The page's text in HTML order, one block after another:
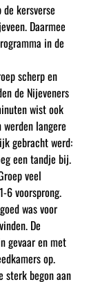
kersverse
Daarmee
in de
scherp en
de Nijeveners
wist ook
langere
gebracht werd:
een tandje bij.
veel
6 voorsprong.
was voor
De
gevaar en met
op.
sterk begon aan